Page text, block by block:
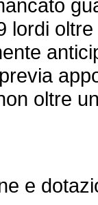
lordi
oltre
e